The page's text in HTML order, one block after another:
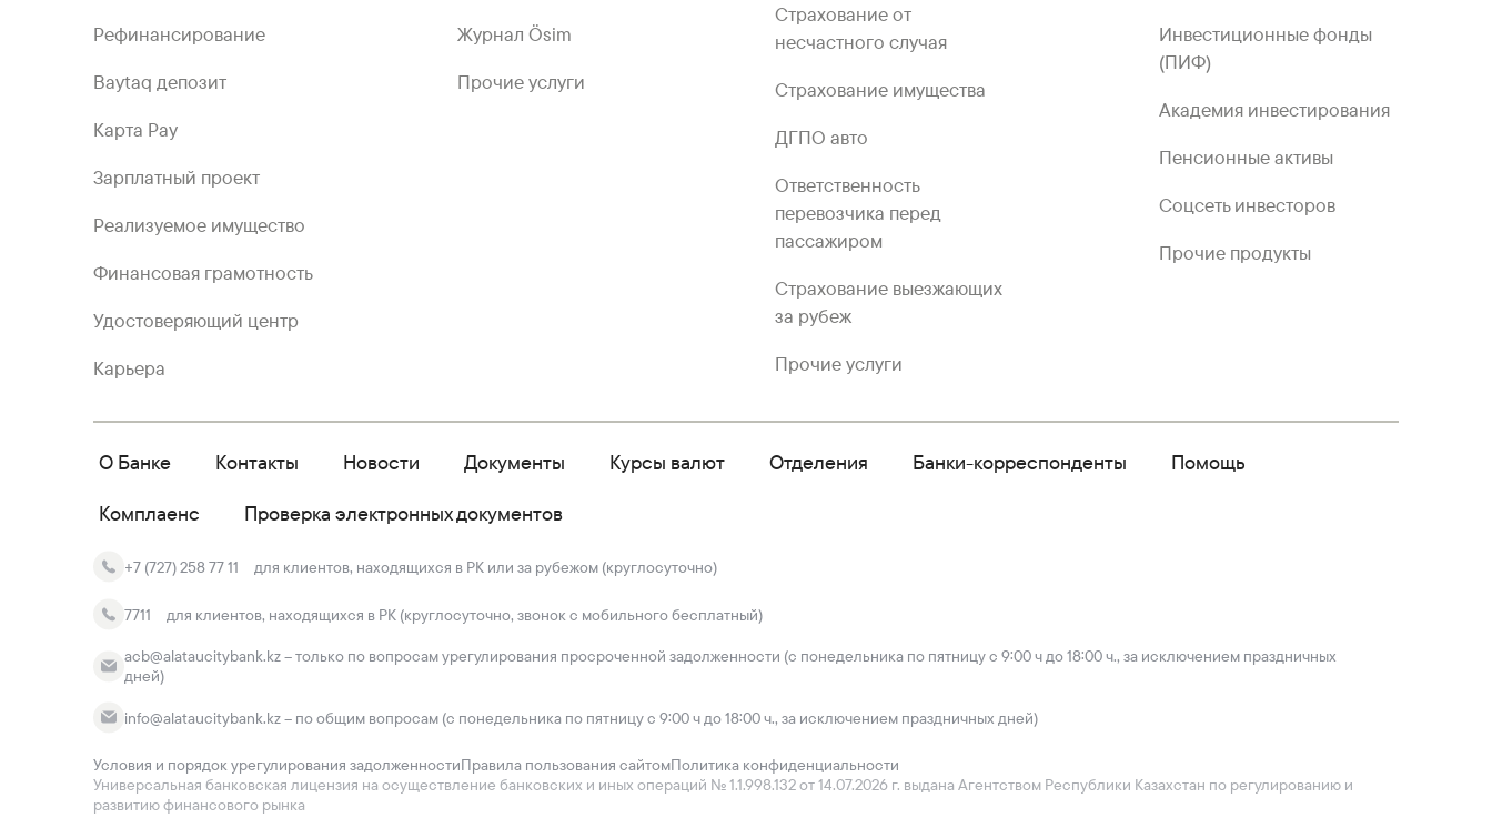
Рефинансирование
Baytaq депозит
Карта Pay
Зарплатный проект
Реализуемое имущество
Финансовая грамотность
Удостоверяющий центр
Карьера
Журнал Ösim
Прочие услуги
Страхование от
несчастного случая
Страхование имущества
ДГПО авто
Ответственность
перевозчика перед
пассажиром
Страхование выезжающих
за рубеж
Прочие услуги
Инвестиционные фонды
(ПИФ)
Академия инвестирования
Пенсионные активы
Соцсеть инвесторов
Прочие продукты
О Банке Контакты Новости Документы Курсы валют Отделения Банки-корреспонденты
Помощь
Комплаенс
Проверка электронных документов
+7 (727) 258 77 11 для клиентов, находящихся в РК или за рубежом (круглосуточно)
7711 для клиентов, находящихся в РК (круглосуточно, звонок с мобильного бесплатный)
acb@alataucitybank.kz – только по вопросам урегулирования просроченной задолженности (с понедельника по пятницу с 9:00 ч до 18:00 ч., за исключением праздничных
дней)
info@alataucitybank.kz – по общим вопросам (с понедельника по пятницу с 9:00 ч до 18:00 ч., за исключением праздничных дней)
Универсальная банковская лицензия на осуществление банковских и иных операций № 1.1.998.132 от 14.07.2026 г. выдана Агентством Республики Казахстан по регулированию и
развитию финансового рынка
Условия и порядок урегулирования задолженностиПравила пользования сайтомПолитика конфиденциальности